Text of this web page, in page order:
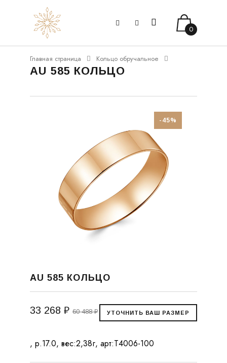
0
Главная страница Кольцо обручальное
AU 585 КОЛЬЦО
-45%
AU 585 КОЛЬЦО
33 268 ₽ 60 488 ₽
, р.17.0, вес:2,38г, арт:Т4006-100